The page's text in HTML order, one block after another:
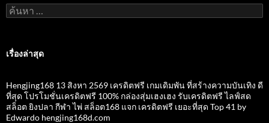
ค้นหา
สำหรับ:
เรื่องล่าสุด
Hengjing168 13 สิงหา 2569 เครดิตฟรี เกมเดิมพัน ที่สร้างความบันเทิง ดี
ที่สุด โปรโมชั่นเครดิตฟรี 100% กล่องสุ่มเฮงเฮง รับเครดิตฟรี ไลฟ์สด
สล็อต ยิงปลา กีฬา ไพ่ สล็อต168 แจก เครดิตฟรี เยอะที่สุด Top 41 by
Edwardo hengjing168d.com